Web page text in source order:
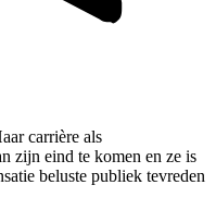
carrière als
zijn eind te komen en ze is
beluste publiek tevreden